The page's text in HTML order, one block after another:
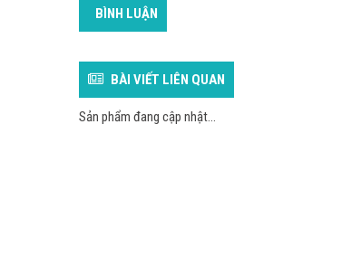
BÌNH LUẬN
BÀI VIẾT LIÊN QUAN
Sản phẩm đang cập nhật...